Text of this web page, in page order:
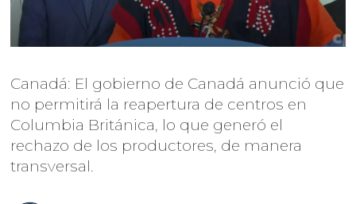
Canadá: El gobierno de Canadá anunció que
no permitirá la reapertura de centros en
Columbia Británica, lo que generó el
rechazo de los productores, de manera
transversal.